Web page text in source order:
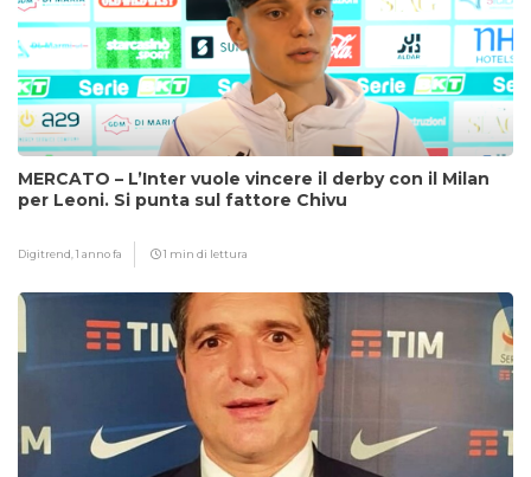
MERCATO – L’Inter vuole vincere il derby con il Milan
per Leoni. Si punta sul fattore Chivu
Digitrend,1 anno fa 1 min di lettura